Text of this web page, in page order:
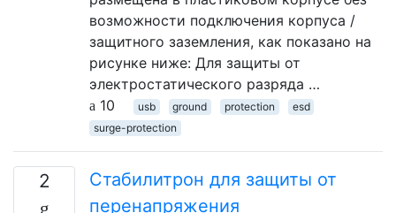
возможности подключения корпуса /
защитного заземления, как показано на
рисунке ниже: Для защиты от
электростатического разряда …
10
usb ground protection
esd
surge-protection
2
Стабилитрон для защиты от
перенапряжения